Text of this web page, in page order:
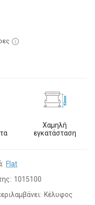
Χαμηλή
εγκατάσταση
Flat
1015100
Κέλυφος